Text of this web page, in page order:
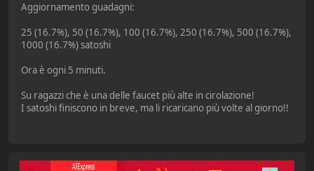
Aggiornamento guadagni:
25 (16.7%), 50 (16.7%), 100 (16.7%), 250 (16.7%), 500 (16.7%),
1000 (16.7%) satoshi
Ora è ogni 5 minuti.
Su ragazzi che è una delle faucet più alte in cirolazione!
I satoshi finiscono in breve, ma li ricaricano più volte al giorno!!